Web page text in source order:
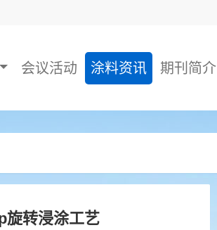
会议活动 涂料资讯 期刊简介
旋转浸涂工艺